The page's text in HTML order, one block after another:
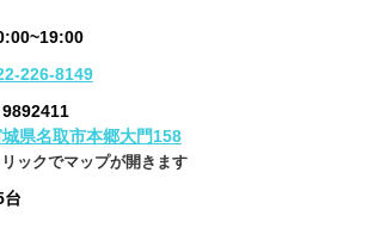
226-8149
県名取市本郷大門158
ックでマップが開きます
台